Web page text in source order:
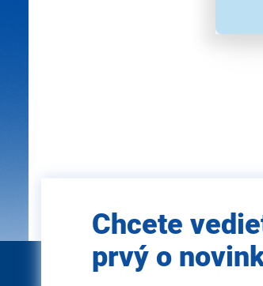
e-mail
Chcete
prvý o